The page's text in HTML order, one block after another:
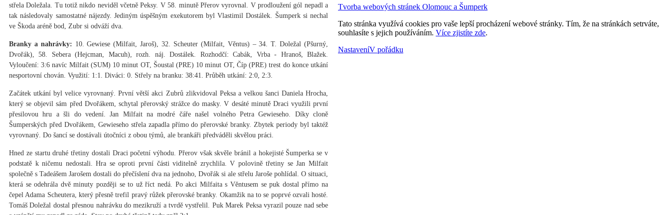
střela Doležala. Tu totiž nikdo neviděl včetně Peksy. V 58. minutě Přerov vyrovnal. V prodloužení gól nepadl a
tak následovaly samostatné nájezdy. Jediným úspěšným exekutorem byl Vlastimil Dostálek. Šumperk si nechal
ve Škoda aréně bod, Zubr si odváží dva.
Branky a nahrávky: 10. Gewiese (Milfait, Jaroš), 32. Scheuter (Milfait, Věntus) – 34. T. Doležal (Pšurný,
Dvořák), 58. Sebera (Hejcman, Macuh), rozh. náj. Dostálek. Rozhodčí: Cabák, Vrba - Hranoš, Blažek.
Vyloučení: 3:6 navíc Milfait (SUM) 10 minut OT, Šoustal (PRE) 10 minut OT, Číp (PRE) trest do konce utkání
nesportovní chován. Využití: 1:1. Diváci: 0. Střely na branku: 38:41. Průběh utkání: 2:0, 2:3.
Začátek utkání byl velice vyrovnaný. První větší akci Zubrů zlikvidoval Peksa a velkou šanci Daniela Hrocha,
který se objevil sám před Dvořákem, schytal přerovský strážce do masky. V desáté minutě Draci využili první
přesilovou hru a šli do vedení. Jan Milfait na modré čáře našel volného Petra Gewieseho. Díky cloně
Šumperských před Dvořákem, Gewieseho střela zapadla přímo do přerovské branky. Zbytek periody byl taktéž
vyrovnaný. Do šancí se dostávali útočníci z obou týmů, ale brankáři předváděli skvělou práci.
Hned ze startu druhé třetiny dostali Draci početní výhodu. Přerov však skvěle bránil a hokejisté Šumperka se v
podstatě k ničemu nedostali. Hra se oproti první části viditelně zrychlila. V polovině třetiny se Jan Milfait
společně s Tadeášem Jarošem dostali do přečíslení dva na jednoho, Dvořák si ale střelu Jaroše pohlídal. O situaci,
která se odehrála dvě minuty později se to už říct nedá. Po akci Milfaita s Věntusem se puk dostal přímo na
čepel Adama Scheutera, který přesně trefil pravý růžek přerovské branky. Okamžik na to se poprvé ozvali hosté.
Tomáš Doležal dostal přesnou nahrávku do mezikruží a tvrdě vystřelil. Puk Marek Peksa vyrazil pouze nad sebe
Tvorba webových stránek Olomouc a Šumperk
Tato stránka využívá cookies pro vaše lepší procházení webové stránky. Tím, že na stránkách setrváte,
souhlasíte s jejich používáním. Více zjistíte zde.
NastaveníV pořádku